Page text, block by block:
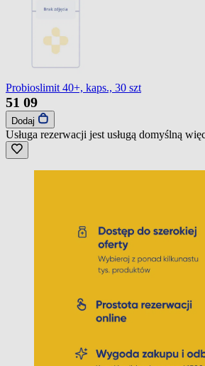
Probioslimit 40+, kaps., 30 szt
51 09
Dodaj
Usługa rezerwacji jest usługą domyślną